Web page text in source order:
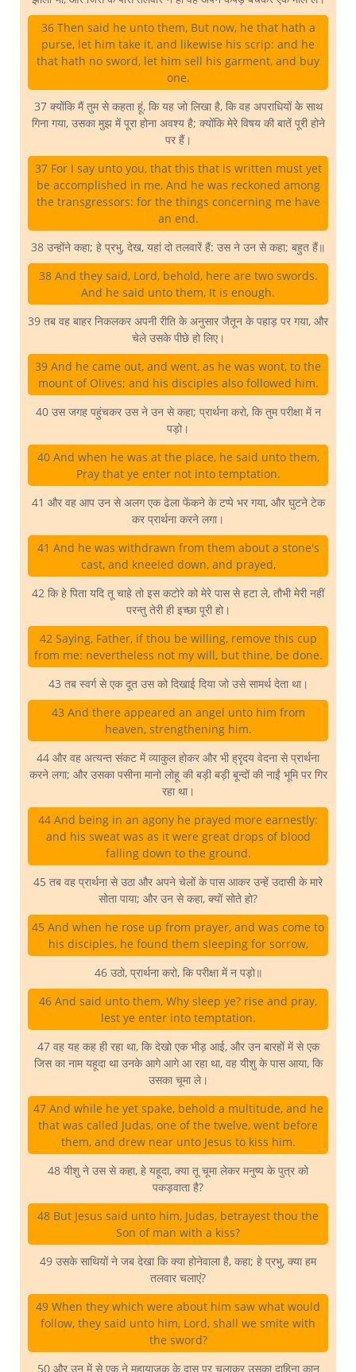
36 Then said he unto them, But now, he that hath a
purse, let him take it, and likewise his scrip: and he
that hath no sword, let him sell his garment, and buy
one.
37 क्योंकि मैं तुम से कहता हूं, कि यह जो लिखा है, कि वह अपराधियों के साथ
गिना गया, उसका मुझ में पूरा होना अवश्य है; क्योंकि मेरे विषय की बातें पूरी होने
पर हैं।
37 For I say unto you, that this that is written must yet
be accomplished in me, And he was reckoned among
the transgressors: for the things concerning me have
an end.
38 उन्होंने कहा; हे प्रभु, देख, यहां दो तलवारें हैं: उस ने उन से कहा; बहुत हैं॥
38 And they said, Lord, behold, here are two swords.
And he said unto them, It is enough.
39 तब वह बाहर निकलकर अपनी रीति के अनुसार जैतून के पहाड़ पर गया, और
चेले उसके पीछे हो लिए।
39 And he came out, and went, as he was wont, to the
mount of Olives; and his disciples also followed him.
40 उस जगह पहुंचकर उस ने उन से कहा; प्रार्थना करो, कि तुम परीक्षा में न
पड़ो।
40 And when he was at the place, he said unto them,
Pray that ye enter not into temptation.
41 और वह आप उन से अलग एक ढेला फेंकने के टप्पे भर गया, और घुटने टेक
कर प्रार्थना करने लगा।
41 And he was withdrawn from them about a stone's
cast, and kneeled down, and prayed,
42 कि हे पिता यदि तू चाहे तो इस कटोरे को मेरे पास से हटा ले, तौभी मेरी नहीं
परन्तु तेरी ही इच्छा पूरी हो।
42 Saying, Father, if thou be willing, remove this cup
from me: nevertheless not my will, but thine, be done.
43 तब स्वर्ग से एक दूत उस को दिखाई दिया जो उसे सामर्थ देता था।
43 And there appeared an angel unto him from
heaven, strengthening him.
44 और वह अत्यन्त संकट में व्याकुल होकर और भी ह्रृदय वेदना से प्रार्थना
करने लगा; और उसका पसीना मानो लोहू की बड़ी बड़ी बून्दों की नाईं भूमि पर गिर
रहा था।
44 And being in an agony he prayed more earnestly:
and his sweat was as it were great drops of blood
falling down to the ground.
45 तब वह प्रार्थना से उठा और अपने चेलों के पास आकर उन्हें उदासी के मारे
सोता पाया; और उन से कहा, क्यों सोते हो?
45 And when he rose up from prayer, and was come to
his disciples, he found them sleeping for sorrow,
46 उठो, प्रार्थना करो, कि परीक्षा में न पड़ो॥
46 And said unto them, Why sleep ye? rise and pray,
lest ye enter into temptation.
47 वह यह कह ही रहा था, कि देखो एक भीड़ आई, और उन बारहों में से एक
जिस का नाम यहूदा था उनके आगे आगे आ रहा था, वह यीशु के पास आया, कि
उसका चूमा ले।
47 And while he yet spake, behold a multitude, and he
that was called Judas, one of the twelve, went before
them, and drew near unto Jesus to kiss him.
48 यीशु ने उस से कहा, हे यहूदा, क्या तू चूमा लेकर मनुष्य के पुत्र को
पकड़वाता है?
48 But Jesus said unto him, Judas, betrayest thou the
Son of man with a kiss?
49 उसके साथियों ने जब देखा कि क्या होनेवाला है, कहा; हे प्रभु, क्या हम
तलवार चलाएं?
49 When they which were about him saw what would
follow, they said unto him, Lord, shall we smite with
the sword?
50 और उन में से एक ने महायाजक के दास पर चलाकर उसका दाहिना कान